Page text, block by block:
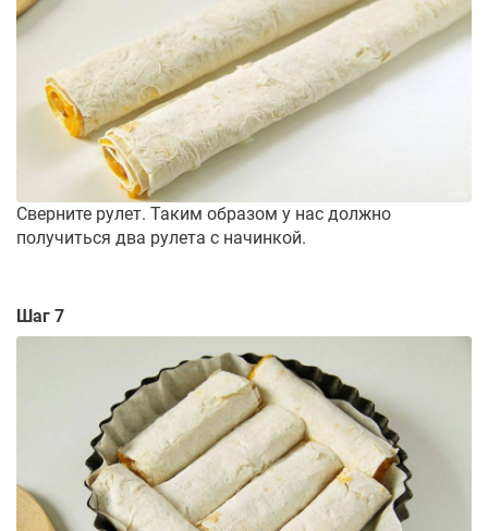
Сверните рулет. Таким образом у нас должно
получиться два рулета с начинкой.
Шаг 7